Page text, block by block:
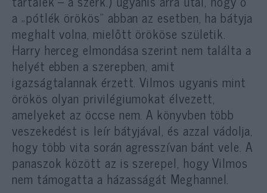
a „pótlék örökös” abban az esetben, ha bátyja
meghalt volna, mielőtt örököse születik.
Harry herceg elmondása szerint nem találta a
helyét ebben a szerepben, amit
igazságtalannak érzett. Vilmos ugyanis mint
örökös olyan privilégiumokat élvezett,
amelyeket az öccse nem. A könyvben több
veszekedést is leír bátyjával, és azzal vádolja,
hogy több vita során agresszívan bánt vele. A
panaszok között az is szerepel, hogy Vilmos
nem támogatta a házasságát Meghannel.